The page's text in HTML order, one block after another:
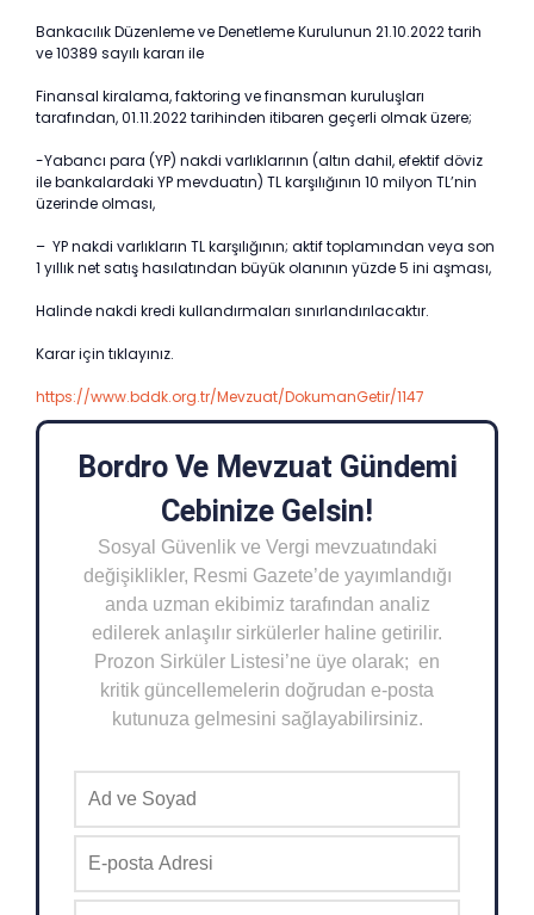
Bankacılık Düzenleme ve Denetleme Kurulunun 21.10.2022 tarih
ve 10389 sayılı kararı ile
Finansal kiralama, faktoring ve finansman kuruluşları
tarafından, 01.11.2022 tarihinden itibaren geçerli olmak üzere;
-Yabancı para (YP) nakdi varlıklarının (altın dahil, efektif döviz
ile bankalardaki YP mevduatın) TL karşılığının 10 milyon TL’nin
üzerinde olması,
– YP nakdi varlıkların TL karşılığının; aktif toplamından veya son
1 yıllık net satış hasılatından büyük olanının yüzde 5 ini aşması,
Halinde nakdi kredi kullandırmaları sınırlandırılacaktır.
Karar için tıklayınız.
https://www.bddk.org.tr/Mevzuat/DokumanGetir/1147
Bordro Ve Mevzuat Gündemi
Cebinize Gelsin!
Sosyal Güvenlik ve Vergi mevzuatındaki
değişiklikler, Resmi Gazete’de yayımlandığı
anda uzman ekibimiz tarafından analiz
edilerek anlaşılır sirkülerler haline getirilir.
Prozon Sirküler Listesi’ne üye olarak; en
kritik güncellemelerin doğrudan e-posta
kutunuza gelmesini sağlayabilirsiniz.